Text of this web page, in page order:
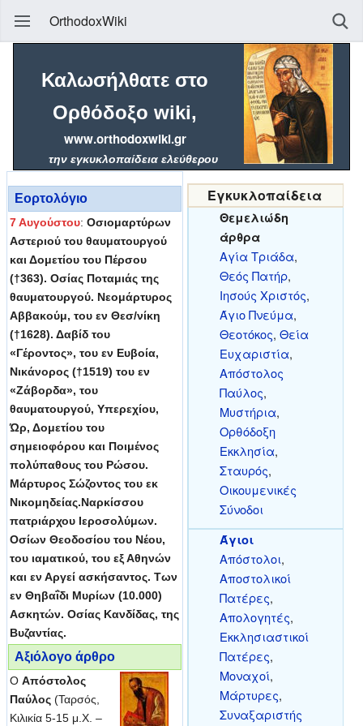
OrthodoxWiki
Καλωσήλθατε στο
Ορθόδοξο wiki,
www.orthodoxwiki.gr
την εγκυκλοπαίδεια ελεύθερου
πληροφοριών τον Ορθόδοξο Χριστιανισμό.
(684 άρθρα μέχρι τώρα)
Οι εκδότες του Ορθόδοξου Wiki, έχουν ως ουράνιο
προστάτη τους και καθοδηγητή τονΆγιο Ιωάννη
Δαμασκηνό, αναζητώντας τη γνώση και τη
λατρεία της Aγίας Τριάδας και της Ορθόδοξης
Εκκλησίας μέσω αυτών των σελίδων.
Εορτολόγιο
7 Αυγούστου: Οσιομαρτύρων
Αστεριού του θαυματουργού
και Δομετίου του Πέρσου
(†363). Οσίας Ποταμιάς της
θαυματουργού. Νεομάρτυρος
Αββακούμ, του εν Θεσ/νίκη
(†1628). Δαβίδ του
«Γέροντος», του εν Ευβοία,
Νικάνορος (†1519) του εν
«Ζάβορδα», του
θαυματουργού, Υπερεχίου,
Ώρ, Δομετίου του
σημειοφόρου και Ποιμένος
πολύπαθους του Ρώσου.
Μάρτυρος Σώζοντος του εκ
Νικομηδείας.Ναρκίσσου
πατριάρχου Ιεροσολύμων.
Οσίων Θεοδοσίου του Νέου,
του ιαματικού, του εξ Αθηνών
και εν Αργεί ασκήσαντος. Των
εν Θηβαΐδι Μυρίων (10.000)
Ασκητών. Οσίας Κανδίδας, της
Βυζαντίας.
Αξιόλογο άρθρο
Ο Απόστολος
Παύλος (Ταρσός,
Κιλικία 5-15 μ.Χ. –
Εγκυκλοπαίδεια
Θεμελιώδη
άρθρα
Αγία Τριάδα,
Θεός Πατήρ,
Ιησούς Χριστός,
Άγιο Πνεύμα,
Θεοτόκος, Θεία
Ευχαριστία,
Απόστολος
Παύλος,
Μυστήρια,
Ορθόδοξη
Εκκλησία,
Σταυρός,
Οικουμενικές
Σύνοδοι
Άγιοι
Απόστολοι,
Αποστολικοί
Πατέρες,
Απολογητές,
Εκκλησιαστικοί
Πατέρες,
Μοναχοί,
Μάρτυρες,
Συναξαριστής